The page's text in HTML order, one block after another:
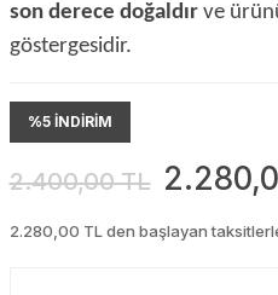
son derece doğaldırve
göstergesidir.
%5 İNDİRİM
2.400,00 TL
2.280,00 TL den başlayan